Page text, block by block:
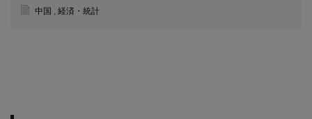
中国 , 経済・統計